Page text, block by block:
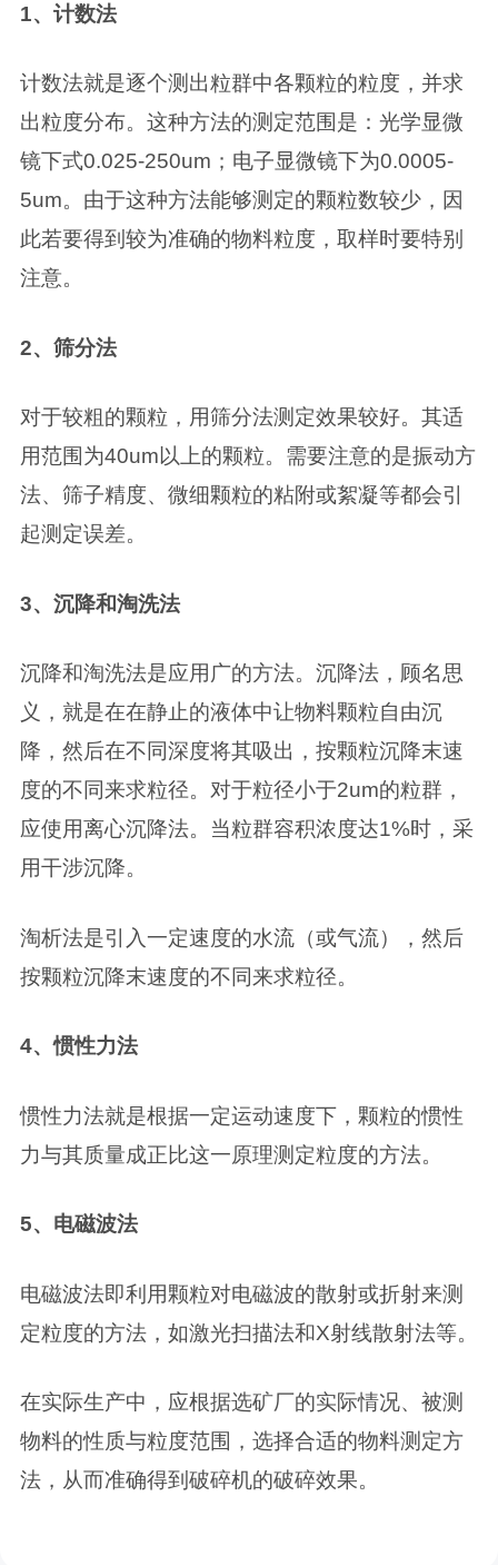
1、计数法
计数法就是逐个测出粒群中各颗粒的粒度，并求
出粒度分布。这种方法的测定范围是：光学显微
镜下式0.025-250um；电子显微镜下为0.0005-
5um。由于这种方法能够测定的颗粒数较少，因
此若要得到较为准确的物料粒度，取样时要特别
注意。
2、筛分法
对于较粗的颗粒，用筛分法测定效果较好。其适
用范围为40um以上的颗粒。需要注意的是振动方
法、筛子精度、微细颗粒的粘附或絮凝等都会引
起测定误差。
3、沉降和淘洗法
沉降和淘洗法是应用广的方法。沉降法，顾名思
义，就是在在静止的液体中让物料颗粒自由沉
降，然后在不同深度将其吸出，按颗粒沉降末速
度的不同来求粒径。对于粒径小于2um的粒群，
应使用离心沉降法。当粒群容积浓度达1%时，采
用干涉沉降。
淘析法是引入一定速度的水流（或气流），然后
按颗粒沉降末速度的不同来求粒径。
4、惯性力法
惯性力法就是根据一定运动速度下，颗粒的惯性
力与其质量成正比这一原理测定粒度的方法。
5、电磁波法
电磁波法即利用颗粒对电磁波的散射或折射来测
定粒度的方法，如激光扫描法和X射线散射法等。
在实际生产中，应根据选矿厂的实际情况、被测
物料的性质与粒度范围，选择合适的物料测定方
法，从而准确得到破碎机的破碎效果。